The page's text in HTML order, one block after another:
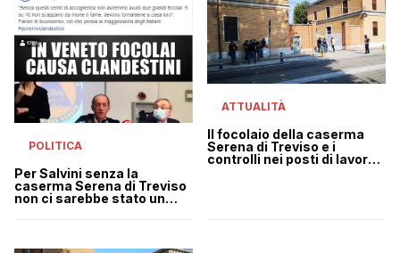
POLITICA
Per Salvini senza la
caserma Serena di Treviso
non ci sarebbe stato un
ATTUALITÀ
Il focolaio della caserma
Serena di Treviso e i
controlli nei posti di lavoro